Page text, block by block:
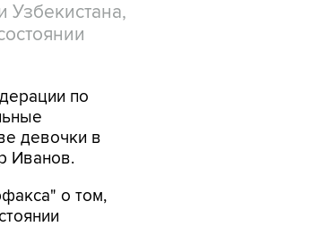
Узбекистана,
по
девочки в
Иванов.
о том,